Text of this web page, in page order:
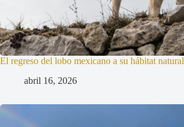
El regreso del lobo mexicano a su hábitat natural
abril 16, 2026